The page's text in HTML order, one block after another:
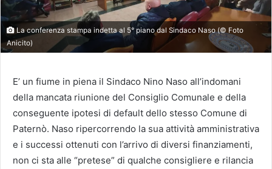
La conferenza stampa indetta al 5° piano dal Sindaco Naso (© Foto
Anicito)
E’ un fiume in piena il Sindaco Nino Naso all’indomani
della mancata riunione del Consiglio Comunale e della
conseguente ipotesi di default dello stesso Comune di
Paternò. Naso ripercorrendo la sua attività amministrativa
e i successi ottenuti con l’arrivo di diversi finanziamenti,
non ci sta alle “pretese” di qualche consigliere e rilancia